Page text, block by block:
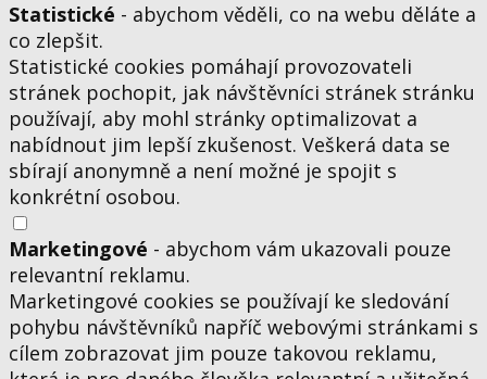
Statistické - abychom věděli, co na webu děláte a
co zlepšit.
Statistické cookies pomáhají provozovateli
stránek pochopit, jak návštěvníci stránek stránku
používají, aby mohl stránky optimalizovat a
nabídnout jim lepší zkušenost. Veškerá data se
sbírají anonymně a není možné je spojit s
konkrétní osobou.
Marketingové - abychom vám ukazovali pouze
relevantní reklamu.
Marketingové cookies se používají ke sledování
pohybu návštěvníků napříč webovými stránkami s
cílem zobrazovat jim pouze takovou reklamu,